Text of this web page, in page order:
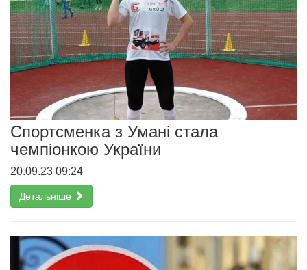
Спортсменка з Умані стала
чемпіонкою України
20.09.23 09:24
Детальніше